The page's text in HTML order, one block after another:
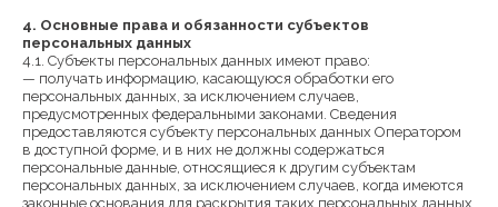
4. Основные права и обязанности субъектов
персональных данных
4.1. Субъекты персональных данных имеют право:
— получать информацию, касающуюся обработки его
персональных данных, за исключением случаев,
предусмотренных федеральными законами. Сведения
предоставляются субъекту персональных данных Оператором
в доступной форме, и в них не должны содержаться
персональные данные, относящиеся к другим субъектам
персональных данных, за исключением случаев, когда имеются
законные основания для раскрытия таких персональных данных.